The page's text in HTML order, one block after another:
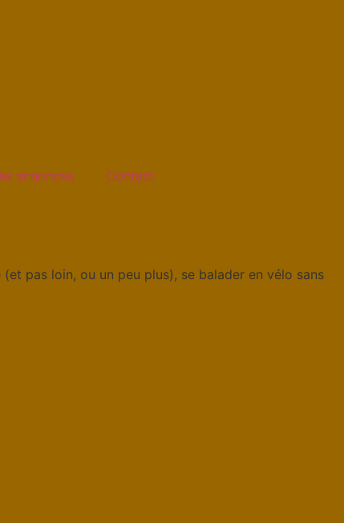
annonces Contact
pas loin, ou un peu plus), se balader en vélo sans